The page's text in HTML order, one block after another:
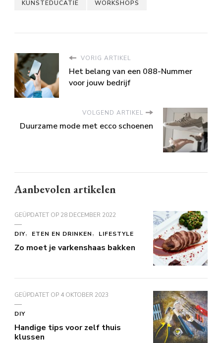
KUNSTEDUCATIE WORKSHOPS
VORIG ARTIKEL
Het belang van een 088-Nummer
voor jouw bedrijf
VOLGEND ARTIKEL
Duurzame mode met ecco schoenen
Aanbevolen artikelen
GEÜPDATET OP 28 DECEMBER 2022
DIY ETEN EN DRINKEN LIFESTYLE
Zo moet je varkenshaas bakken
GEÜPDATET OP 4 OKTOBER 2023
DIY
Handige tips voor zelf thuis
klussen